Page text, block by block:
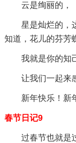
云是绚丽的，
星是灿烂的，
知道，花儿的芬芳
我就是你的知
让我们一起来
新年快乐！新
春节日记9
过春节也就是